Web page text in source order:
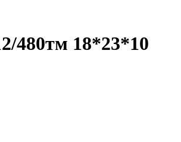
480тм 18*23*10